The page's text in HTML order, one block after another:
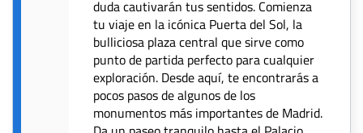
duda cautivarán tus sentidos. Comienza
tu viaje en la icónica Puerta del Sol, la
bulliciosa plaza central que sirve como
punto de partida perfecto para cualquier
exploración. Desde aquí, te encontrarás a
pocos pasos de algunos de los
monumentos más importantes de Madrid.